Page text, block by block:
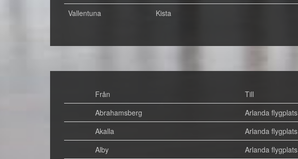
Vallentuna
Kista
Från Till
Abrahamsberg
Arlanda flygplats
Akalla
Arlanda flygplats
Alby
Arlanda flygplats